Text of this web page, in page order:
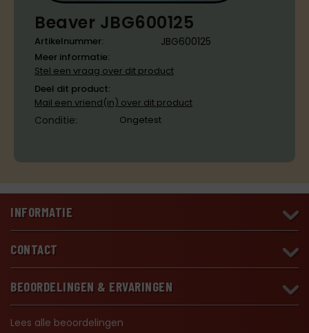
Beaver JBG600125
Artikelnummer: JBG600125
Meer informatie:
Stel een vraag over dit product
Deel dit product:
Mail een vriend(in) over dit product
Conditie: Ongetest
INFORMATIE
CONTACT
BEOORDELINGEN & ERVARINGEN
Lees alle beoordelingen